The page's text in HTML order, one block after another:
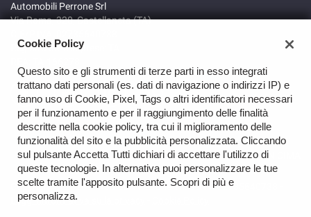
Automobili Perrone Srl
Via Roma, 320, Castellaneta (TA)
Registro delle imprese: TA
TORNA IN CIMA
Copyright © 2026 Automobili Perrone Srl - P.IVA 02735640738 -
Leggi l'informativa sulla privacy
Cookie Policy
Questo sito e gli strumenti di terze parti in esso integrati
trattano dati personali (es. dati di navigazione o indirizzi IP) e
fanno uso di Cookie, Pixel, Tags o altri identificatori necessari
per il funzionamento e per il raggiungimento delle finalità
descritte nella cookie policy, tra cui il miglioramento delle
funzionalità del sito e la pubblicità personalizzata. Cliccando
sul pulsante Accetta Tutti dichiari di accettare l'utilizzo di
queste tecnologie. In alternativa puoi personalizzare le tue
scelte tramite l'apposito pulsante. Scopri di più e
personalizza.